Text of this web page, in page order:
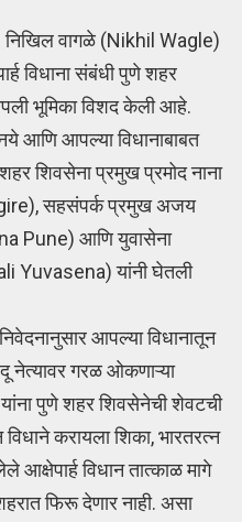
वागळे (Nikhil Wagle)
विधाना संबंधी पुणे शहर
भूमिका विशद केली आहे.
आणि आपल्या विधानाबाबत
शिवसेना प्रमुख प्रमोद नाना
सहसंपर्क प्रमुख अजय
Pune) आणि युवासेना
Yuvasena) यांनी घेतली
आपल्या विधानातून
नेत्यावर गरळ ओकणाऱ्या
पुणे शहर शिवसेनेची शेवटची
करायला शिका, भारतरत्न
विधान तात्काळ मागे
फिरू देणार नाही. असा